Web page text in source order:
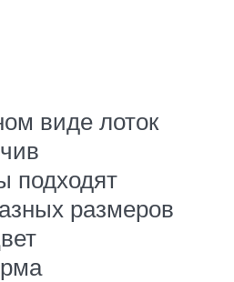
виде лоток
подходят
размеров